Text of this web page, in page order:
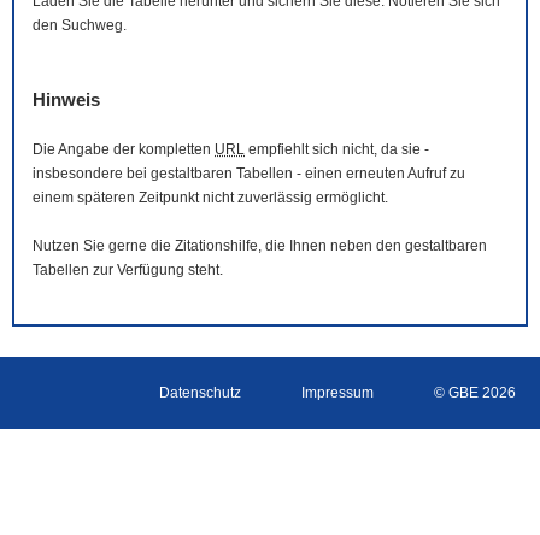
den Suchweg.
Hinweis
Die Angabe der kompletten URL empfiehlt sich nicht, da sie -
insbesondere bei gestaltbaren Tabellen - einen erneuten Aufruf zu
einem späteren Zeitpunkt nicht zuverlässig ermöglicht.
Nutzen Sie gerne die Zitationshilfe, die Ihnen neben den gestaltbaren
Tabellen zur Verfügung steht.
Datenschutz Impressum © GBE 2026